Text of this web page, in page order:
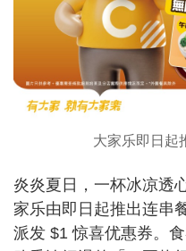
大家乐即日起
炎炎夏日，一杯冰凉透
家乐由即日起推出连串
派发 $1 惊喜优惠券。